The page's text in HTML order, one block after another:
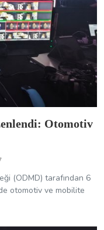
Otomotiv
(ODMD) tarafından 6
otomotiv ve mobilite